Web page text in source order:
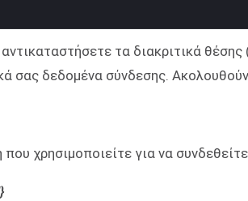
τα διακριτικά
σας δεδομένα σύνδεσης.
χρησιμοποιείτε για να